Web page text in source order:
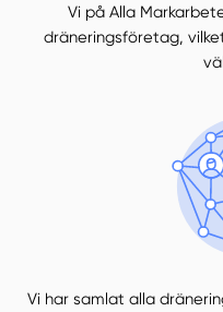
Vi på Alla
dräneringsföretag,
Vi har samlat alla